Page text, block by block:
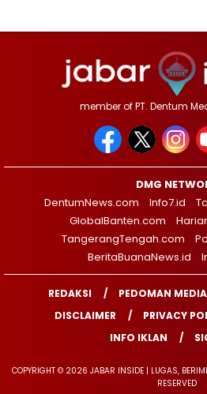
member of PT. Dentum
DMG
DentumNews.com
Info7.id
GlobalBanten.com
TangerangTengah.com
BeritaBuanaNews.id
REDAKSI PEDOMAN MEDIA
DISCLAIMER
PRIVACY
INFO IKLAN
COPYRIGHT © 2026 JABAR INSIDE | LUGAS,
RESERVED